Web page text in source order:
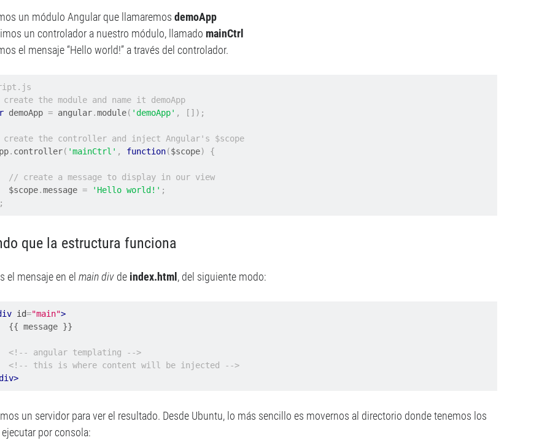
un módulo Angular que llamaremosdemoApp
un controlador a nuestro módulo, llamado mainCtrl
el mensaje “Hello world!” a través del controlador.
the module and name it demoApp
demoApp = angular.module( 'demoApp' , []);
the controller and inject Angular's $scope
. controller( 'mainCtrl' , function($scope) {
// create a message to display in our view
        $scope
.message = 'Hello world!' ;
que la estructura funciona
el mensaje en elmain div de index.html , del siguiente modo:
id="main">
<!-- angular templating -->
<!-- this is where content will be injected -->
un servidor para ver el resultado. Desde Ubuntu, lo más sencillo es movernos al directorio donde tenemos los
por consola: